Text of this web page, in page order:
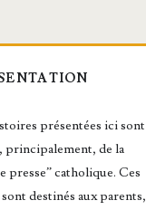
présentées ici sont
principalement, de la
presse” catholique. Ces
destinés aux parents,